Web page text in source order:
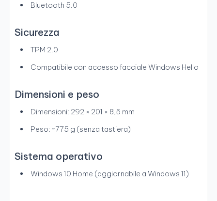
Bluetooth 5.0
Sicurezza
TPM 2.0
Compatibile con accesso facciale Windows Hello
Dimensioni e peso
Dimensioni: 292 × 201 × 8,5 mm
Peso: ~775 g (senza tastiera)
Sistema operativo
Windows 10 Home (aggiornabile a Windows 11)